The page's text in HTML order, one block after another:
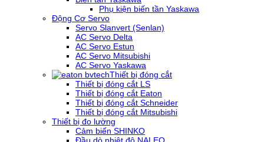
Phụ kiện biến tần Yaskawa
Động Cơ Servo
Servo Slanvert (Senlan)
AC Servo Delta
AC Servo Estun
AC Servo Mitsubishi
AC Servo Yaskawa
Thiết bị đóng cắt
Thiết bị đóng cắt LS
Thiết bị đóng cắt Eaton
Thiết bị đóng cắt Schneider
Thiết bị đóng cắt Mitsubishi
Thiết bị đo lường
Cảm biến SHINKO